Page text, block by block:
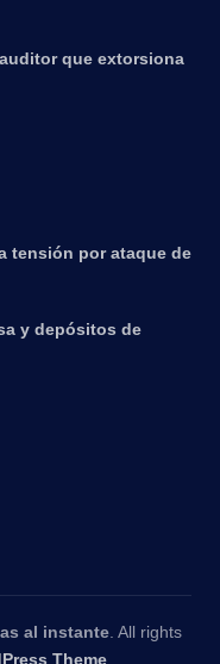
que extorsiona
tensión por ataque de
y depósitos de
al instante . All rights
Theme